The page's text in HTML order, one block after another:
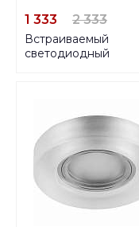
1 333 2 333
Встраиваемый
светодиодный